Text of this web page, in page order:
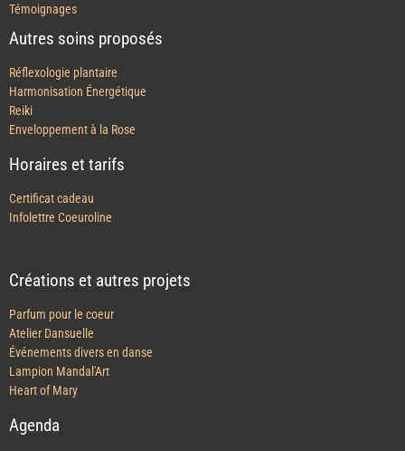
Témoignages
Autres soins proposés
Réflexologie plantaire
Harmonisation Énergétique
Reiki
Enveloppement à la Rose
Horaires et tarifs
Certificat cadeau
Infolettre Coeuroline
Créations et autres projets
Parfum pour le coeur
Atelier Dansuelle
Événements divers en danse
Lampion Mandal'Art
Heart of Mary
Agenda